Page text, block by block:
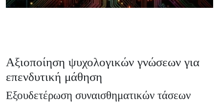
Αξιοποίηση ψυχολογικών γνώσεων για
επενδυτική μάθηση
Εξουδετέρωση συναισθηματικών τάσεων